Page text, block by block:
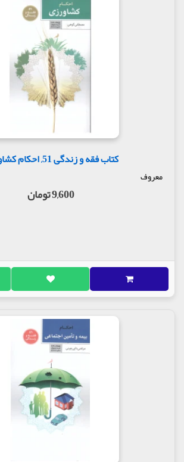
کتاب فقه و زندگی 51, احکام کشاورزی
معروف
9,600 تومان